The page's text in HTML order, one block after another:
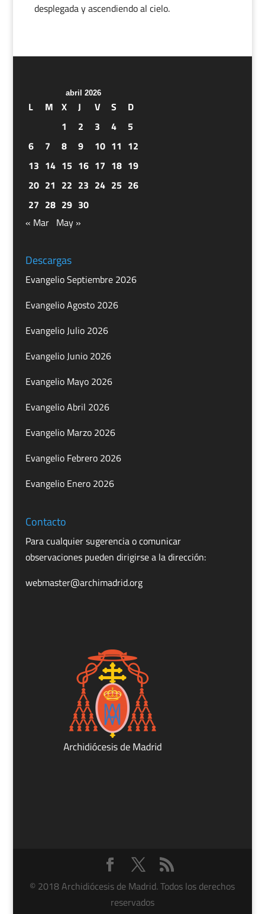
desplegada y ascendiendo al cielo.
abril 2026
L M X J V S
D
1
2 3 4
5
6
7 8 9 10 11 12
13 14 15 16 17 18 19
20 21 22 23 24 25 26
27 28 29 30
« Mar May »
Descargas
Evangelio Septiembre 2026
Evangelio Agosto 2026
Evangelio Julio 2026
Evangelio Junio 2026
Evangelio Mayo 2026
Evangelio Abril 2026
Evangelio Marzo 2026
Evangelio Febrero 2026
Evangelio Enero 2026
Contacto
Para cualquier sugerencia o comunicar
observaciones pueden dirigirse a la dirección:
webmaster@archimadrid.org
© 2018 Archidiócesis de Madrid. Todos los derechos
reservados